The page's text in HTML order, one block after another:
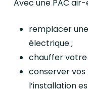
Avec une PAC air-
remplacer
électrique ;
chauffer
conserver vos
l’installation